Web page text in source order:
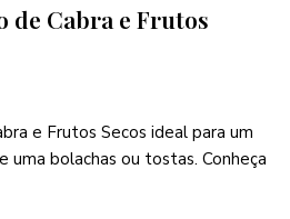
de Cabra e Frutos
e Frutos Secos ideal para um
uma bolachas ou tostas. Conheça